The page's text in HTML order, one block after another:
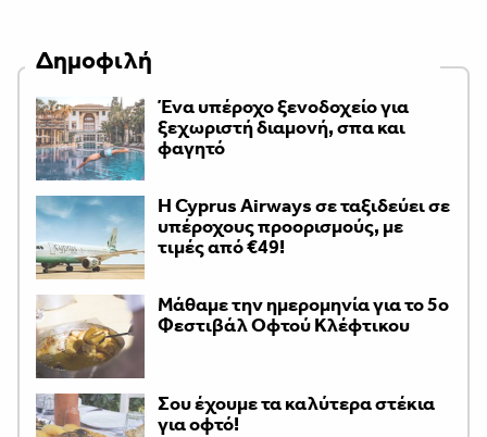
Δημοφιλή
Ένα υπέροχο ξενοδοχείο για
ξεχωριστή διαμονή, σπα και
φαγητό
H Cyprus Airways σε ταξιδεύει σε
υπέροχους προορισμούς, με
τιμές από €49!
Μάθαμε την ημερομηνία για το 5ο
Φεστιβάλ Οφτού Κλέφτικου
Σου έχουμε τα καλύτερα στέκια
για οφτό!